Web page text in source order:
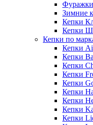
Фуражки
Зимние
Кепки
Кепки
Кепки по
Кепки
Кепки
Кепки
Кепки
Кепки
Кепки
Кепки
Кепки
Кепки